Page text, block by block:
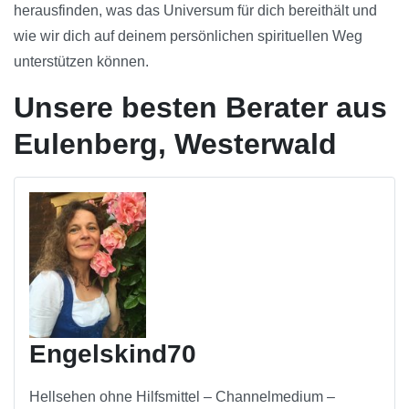
herausfinden, was das Universum für dich bereithält und
wie wir dich auf deinem persönlichen spirituellen Weg
unterstützen können.
Unsere besten Berater aus
Eulenberg, Westerwald
Engelskind70
Hellsehen ohne Hilfsmittel – Channelmedium –